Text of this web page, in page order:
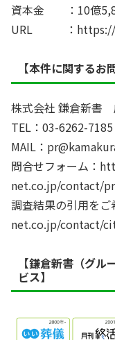
資本金 ：10億
URL ：https://
【本件に関するお
株式会社 鎌倉新書
TEL：03-6262-7185
MAIL：
問合せフォーム：
net.co.jp/contact/
調査結果の引用を
net.co.jp/contact/
【鎌倉新書（グ
ビス】